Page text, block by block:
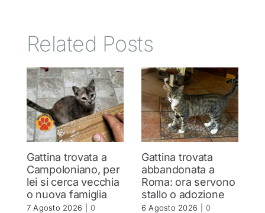
Related Posts
Gattina trovata a
Campoloniano, per
lei si cerca vecchia
o nuova famiglia
7 Agosto 2026
0
Gattina trovata
abbandonata a
Roma: ora servono
stallo o adozione
6 Agosto 2026
0